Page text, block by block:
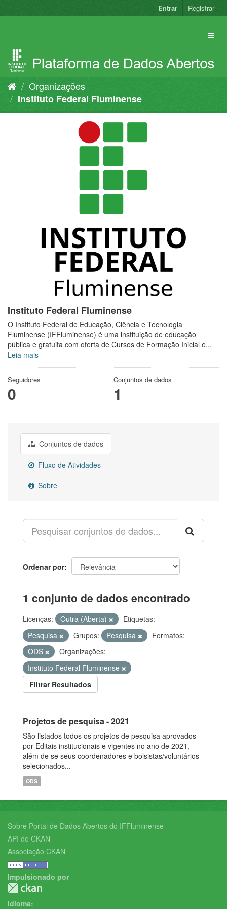
para
Entrar Registrar
Organizações
Instituto Federal Fluminense
Instituto Federal Fluminense
O Instituto Federal de Educação, Ciência e Tecnologia
Fluminense (IFFluminense) é uma instituição de educação
pública e gratuita com oferta de Cursos de Formação Inicial e...
Leia mais
Seguidores
0
Conjuntos de dados
1
Conjuntos de dados
Fluxo de Atividades
Sobre
Ordenar por
1 conjunto de dados encontrado
Licenças: Outra (Aberta)
Etiquetas:
Pesquisa
Grupos: Pesquisa
Formatos:
ODS
Organizações:
Instituto Federal Fluminense
Filtrar Resultados
Projetos de pesquisa - 2021
São listados todos os projetos de pesquisa aprovados
por Editais institucionais e vigentes no ano de 2021,
além de se seus coordenadores e bolsistas/voluntários
selecionados...
ODS
Sobre Portal de Dados Abertos do IFFluminense
API do CKAN
Associação CKAN
Impulsionado por
Idioma